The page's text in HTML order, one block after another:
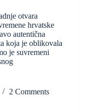
otvara
hrvatske
autentična
koja je oblikovala
je suvremeni
2 Comments